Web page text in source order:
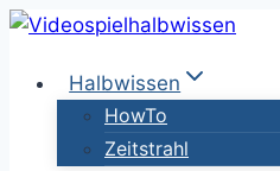
Zum
springenHalbwissen
HowTo
Zeitstrahl